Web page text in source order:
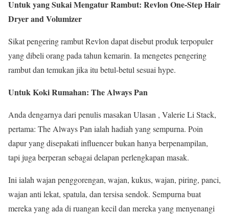
Untuk yang Sukai Mengatur Rambut: Revlon One-Step Hair
Dryer and Volumizer
Sikat pengering rambut Revlon dapat disebut produk terpopuler
yang dibeli orang pada tahun kemarin. Ia mengetes pengering
rambut dan temukan jika itu betul-betul sesuai hype.
Untuk Koki Rumahan: The Always Pan
Anda dengarnya dari penulis masakan Ulasan , Valerie Li Stack,
pertama: The Always Pan ialah hadiah yang sempurna. Poin
dapur yang disepakati influencer bukan hanya berpenampilan,
tapi juga berperan sebagai delapan perlengkapan masak.
Ini ialah wajan penggorengan, wajan, kukus, wajan, piring, panci,
wajan anti lekat, spatula, dan tersisa sendok. Sempurna buat
mereka yang ada di ruangan kecil dan mereka yang menyenangi